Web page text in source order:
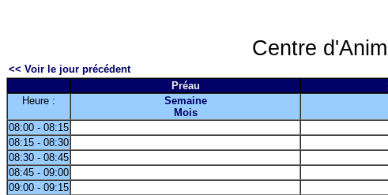
Centre
<< Voir le jour précédent
Préau
Heure :
Semaine
Mois
08:00 - 08:15
08:15 - 08:30
08:30 - 08:45
08:45 - 09:00
09:00 - 09:15